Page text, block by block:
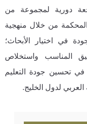
دورية لمجموعة من
المحكمة من خلال منهجية
في اختيار الأبحاث؛
المناسب واستخلاص
تحسين جودة التعليم
لدول الخليج.